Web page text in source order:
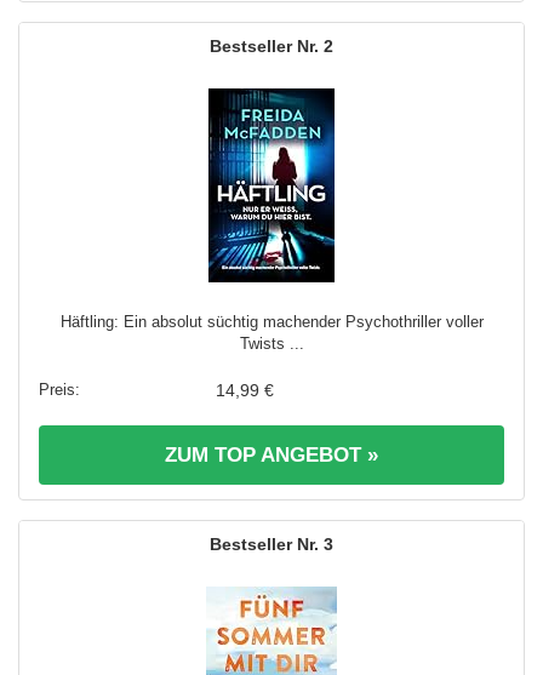
2
Häftling: Ein absolut süchtig machender Psychothriller voller
Twists ...
14,99 €
ZUM TOP ANGEBOT »
3